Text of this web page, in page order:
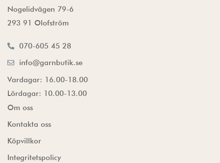
Nogelidvägen 79-6
293 91 Olofström
070-605 45 28
info@garnbutik.se
Vardagar: 16.00-18.00
Lördagar: 10.00-13.00
Om oss
Kontakta oss
Köpvillkor
Integritetspolicy